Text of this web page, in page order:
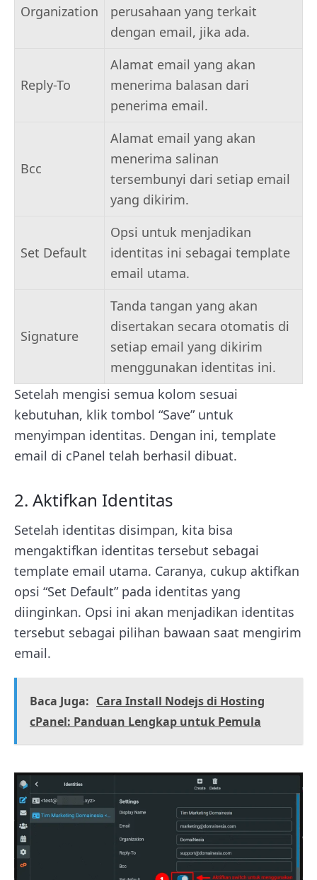
Organization
perusahaan yang terkait
dengan email, jika ada.
Reply-To
Alamat email yang akan
menerima balasan dari
penerima email.
Bcc
Alamat email yang akan
menerima salinan
tersembunyi dari setiap email
yang dikirim.
Set Default
Opsi untuk menjadikan
identitas ini sebagai template
email utama.
Signature
Tanda tangan yang akan
disertakan secara otomatis di
setiap email yang dikirim
menggunakan identitas ini.
Setelah mengisi semua kolom sesuai
kebutuhan, klik tombol “Save” untuk
menyimpan identitas. Dengan ini, template
email di cPanel telah berhasil dibuat.
2. Aktifkan Identitas
Setelah identitas disimpan, kita bisa
mengaktifkan identitas tersebut sebagai
template email utama. Caranya, cukup aktifkan
opsi “Set Default” pada identitas yang
diinginkan. Opsi ini akan menjadikan identitas
tersebut sebagai pilihan bawaan saat mengirim
email.
Baca Juga: Cara Install Nodejs di Hosting
cPanel: Panduan Lengkap untuk Pemula